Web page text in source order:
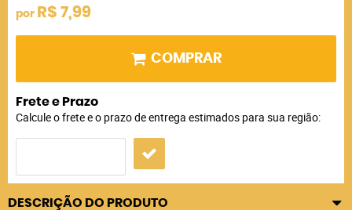
por R$ 7,99
COMPRAR
Frete e Prazo
Calcule o frete e o prazo de entrega estimados para sua região:
DESCRIÇÃO DO PRODUTO